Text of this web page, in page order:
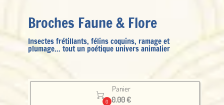
Broches Faune & Flore
Insectes frétillants, félins coquins, ramage et
plumage... tout un poétique univers animalier

0
Panier
0.00 €